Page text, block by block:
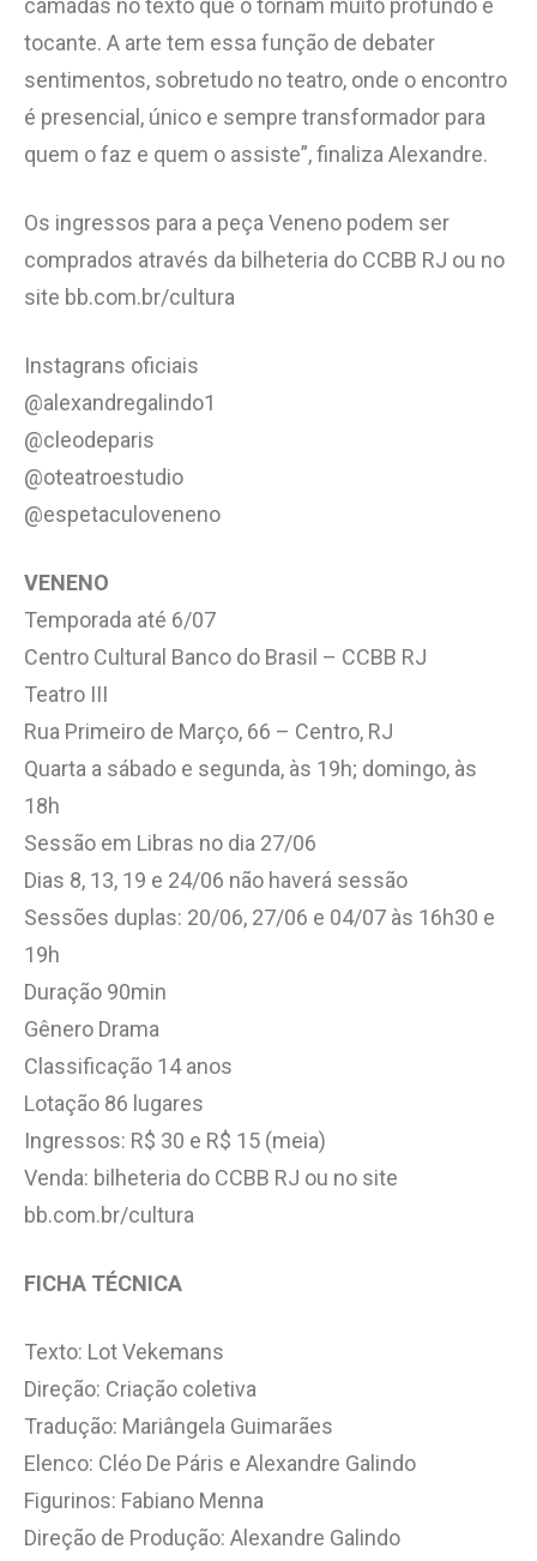
camadas no texto que o tornam muito profundo e
tocante. A arte tem essa função de debater
sentimentos, sobretudo no teatro, onde o encontro
é presencial, único e sempre transformador para
quem o faz e quem o assiste”, finaliza Alexandre.
Os ingressos para a peça Veneno podem ser
comprados através da bilheteria do CCBB RJ ou no
site bb.com.br/cultura
Instagrans oficiais
@alexandregalindo1
@cleodeparis
@oteatroestudio
@espetaculoveneno
VENENO
Temporada até 6/07
Centro Cultural Banco do Brasil – CCBB RJ
Teatro III
Rua Primeiro de Março, 66 – Centro, RJ
Quarta a sábado e segunda, às 19h; domingo, às
18h
Sessão em Libras no dia 27/06
Dias 8, 13, 19 e 24/06 não haverá sessão
Sessões duplas: 20/06, 27/06 e 04/07 às 16h30 e
19h
Duração 90min
Gênero Drama
Classificação 14 anos
Lotação 86 lugares
Ingressos: R$ 30 e R$ 15 (meia)
Venda: bilheteria do CCBB RJ ou no site
bb.com.br/cultura
FICHA TÉCNICA
Texto: Lot Vekemans
Direção: Criação coletiva
Tradução: Mariângela Guimarães
Elenco: Cléo De Páris e Alexandre Galindo
Figurinos: Fabiano Menna
Direção de Produção: Alexandre Galindo